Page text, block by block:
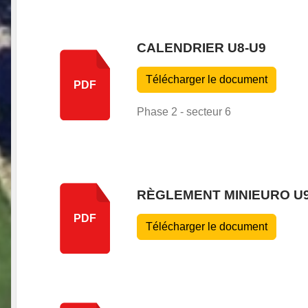
PDF
CALENDRIER U8-U9
Télécharger le document
Phase 2 - secteur 6
PDF
RÈGLEMENT MINIEURO
Télécharger le document